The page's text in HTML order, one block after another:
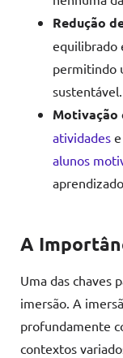
Redução
equilibrado
permitindo
sustentável.
Motivação
atividades
alunos
A
Uma das chaves
imersão. A
profundamente
contextos